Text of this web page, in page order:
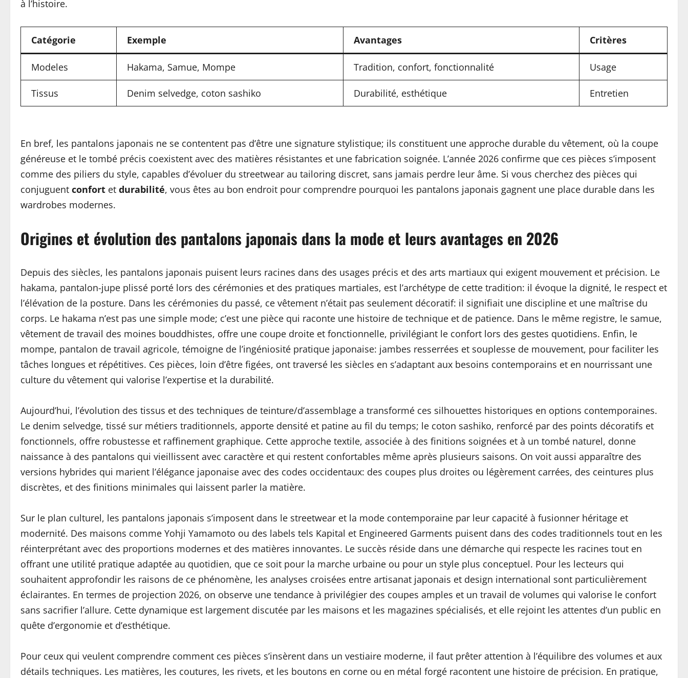
à l’histoire.
Catégorie Exemple Avantages Critères
Modeles Hakama, Samue, Mompe Tradition, confort, fonctionnalité Usage
Tissus Denim selvedge, coton sashiko Durabilité, esthétique Entretien
En bref, les pantalons japonais ne se contentent pas d’être une signature stylistique; ils constituent une approche durable du vêtement, où la coupe
généreuse et le tombé précis coexistent avec des matières résistantes et une fabrication soignée. L’année 2026 confirme que ces pièces s’imposent
comme des piliers du style, capables d’évoluer du streetwear au tailoring discret, sans jamais perdre leur âme. Si vous cherchez des pièces qui
conjuguent confort et durabilité, vous êtes au bon endroit pour comprendre pourquoi les pantalons japonais gagnent une place durable dans les
wardrobes modernes.
Origines et évolution des pantalons japonais dans la mode et leurs avantages en 2026
Depuis des siècles, les pantalons japonais puisent leurs racines dans des usages précis et des arts martiaux qui exigent mouvement et précision. Le
hakama, pantalon-jupe plissé porté lors des cérémonies et des pratiques martiales, est l’archétype de cette tradition: il évoque la dignité, le respect et
l’élévation de la posture. Dans les cérémonies du passé, ce vêtement n’était pas seulement décoratif: il signifiait une discipline et une maîtrise du
corps. Le hakama n’est pas une simple mode; c’est une pièce qui raconte une histoire de technique et de patience. Dans le même registre, le samue,
vêtement de travail des moines bouddhistes, offre une coupe droite et fonctionnelle, privilégiant le confort lors des gestes quotidiens. Enfin, le
mompe, pantalon de travail agricole, témoigne de l’ingéniosité pratique japonaise: jambes resserrées et souplesse de mouvement, pour faciliter les
tâches longues et répétitives. Ces pièces, loin d’être figées, ont traversé les siècles en s’adaptant aux besoins contemporains et en nourrissant une
culture du vêtement qui valorise l’expertise et la durabilité.
Aujourd’hui, l’évolution des tissus et des techniques de teinture/d’assemblage a transformé ces silhouettes historiques en options contemporaines.
Le denim selvedge, tissé sur métiers traditionnels, apporte densité et patine au fil du temps; le coton sashiko, renforcé par des points décoratifs et
fonctionnels, offre robustesse et raffinement graphique. Cette approche textile, associée à des finitions soignées et à un tombé naturel, donne
naissance à des pantalons qui vieillissent avec caractère et qui restent confortables même après plusieurs saisons. On voit aussi apparaître des
versions hybrides qui marient l’élégance japonaise avec des codes occidentaux: des coupes plus droites ou légèrement carrées, des ceintures plus
discrètes, et des finitions minimales qui laissent parler la matière.
Sur le plan culturel, les pantalons japonais s’imposent dans le streetwear et la mode contemporaine par leur capacité à fusionner héritage et
modernité. Des maisons comme Yohji Yamamoto ou des labels tels Kapital et Engineered Garments puisent dans des codes traditionnels tout en les
réinterprétant avec des proportions modernes et des matières innovantes. Le succès réside dans une démarche qui respecte les racines tout en
offrant une utilité pratique adaptée au quotidien, que ce soit pour la marche urbaine ou pour un style plus conceptuel. Pour les lecteurs qui
souhaitent approfondir les raisons de ce phénomène, les analyses croisées entre artisanat japonais et design international sont particulièrement
éclairantes. En termes de projection 2026, on observe une tendance à privilégier des coupes amples et un travail de volumes qui valorise le confort
sans sacrifier l’allure. Cette dynamique est largement discutée par les maisons et les magazines spécialisés, et elle rejoint les attentes d’un public en
quête d’ergonomie et d’esthétique.
Pour ceux qui veulent comprendre comment ces pièces s’insèrent dans un vestiaire moderne, il faut prêter attention à l’équilibre des volumes et aux
détails techniques. Les matières, les coutures, les rivets, et les boutons en corne ou en métal forgé racontent une histoire de précision. En pratique,